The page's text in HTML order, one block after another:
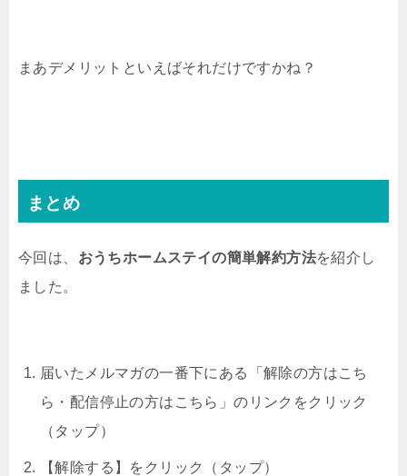
まあデメリットといえばそれだけですかね？
まとめ
今回は、 おうちホームステイの簡単解約方法を紹介し
ました。
届いたメルマガの一番下にある
「解除の方はこち
ら・配信停止の方はこちら」のリンクをクリック
（タップ）
【解除する】をクリック（タップ）